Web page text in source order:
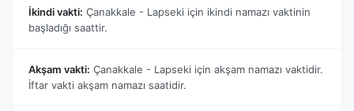
İkindi vakti: Çanakkale - Lapseki için ikindi namazı vaktinin
başladığı saattir.
Akşam vakti: Çanakkale - Lapseki için akşam namazı vaktidir.
İftar vakti akşam namazı saatidir.